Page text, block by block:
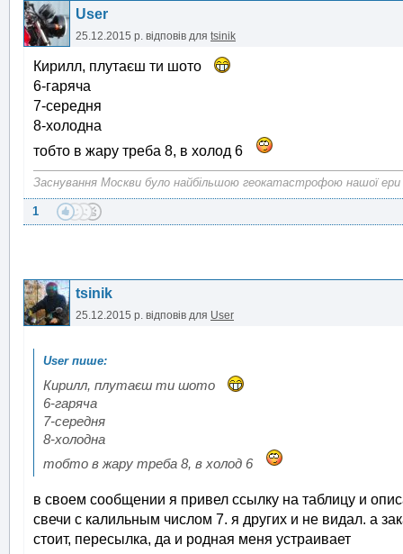
User
25.12.2015 р. відповів для tsinik
Кирилл, плутаєш ти шото
6-гаряча
7-середня
8-холодна
тобто в жару треба 8, в холод 6
Заснування Москви було найбільшою геокатастрофою нашої ери
1
tsinik
25.12.2015 р. відповів для User
Кирилл, плутаєш ти шото
6-гаряча
7-середня
8-холодна
тобто в жару треба 8, в холод 6
в своем сообщении я привел ссылку на таблицу и
свечи с калильным числом 7. я других и не видал. а
стоит, пересылка, да и родная меня устраивает